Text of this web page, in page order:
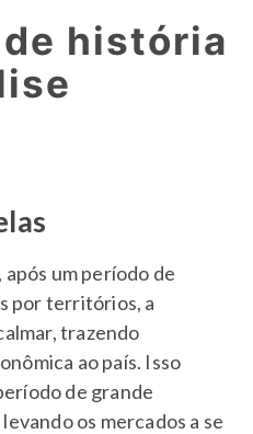
história
, após um período de
por territórios, a
trazendo
ao país. Isso
de grande
os mercados a se